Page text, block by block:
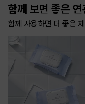
기능별
피
함께 보면 좋은
함께 사용하면 더 좋은